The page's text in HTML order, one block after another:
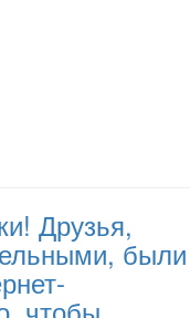
Друзья,
были